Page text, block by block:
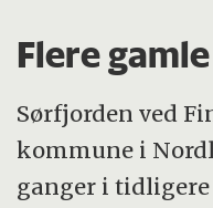
Flere
Sørfjorden ved
kommune i
ganger i